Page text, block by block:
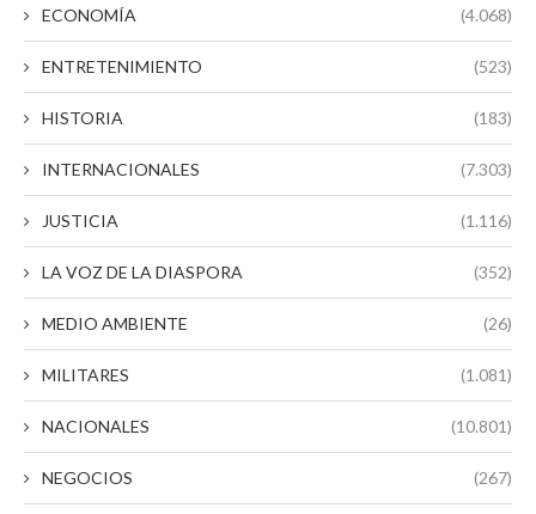
ECONOMÍA (4.068)
ENTRETENIMIENTO (523)
HISTORIA (183)
INTERNACIONALES (7.303)
JUSTICIA (1.116)
LA VOZ DE LA DIASPORA (352)
MEDIO AMBIENTE (26)
MILITARES (1.081)
NACIONALES (10.801)
NEGOCIOS (267)